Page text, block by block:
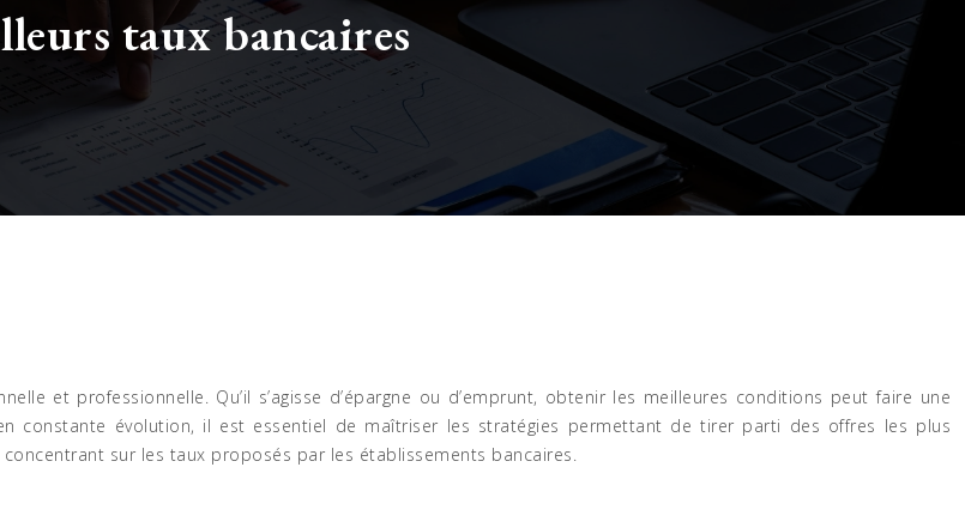
taux bancaires
et professionnelle. Qu’il s’agisse d’épargne ou d’emprunt, obtenir les meilleures conditions peut faire une
constante évolution, il est essentiel de maîtriser les stratégies permettant de tirer parti des offres les plus
sur les taux proposés par les établissements bancaires.